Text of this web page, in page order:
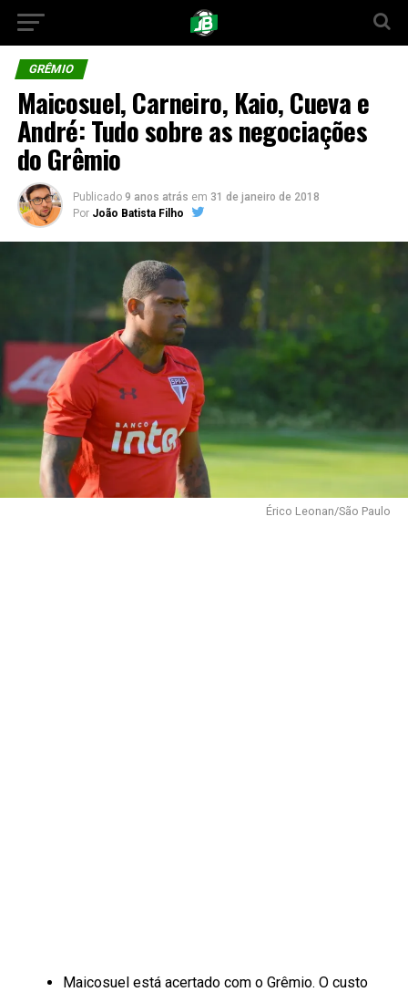
GRÊMIO
Maicosuel, Carneiro, Kaio, Cueva e
André: Tudo sobre as negociações
do Grêmio
Publicado 9 anos atrás em 31 de janeiro de 2018
Por João Batista Filho
Érico Leonan/São Paulo
Maicosuel está acertado com o Grêmio. O custo